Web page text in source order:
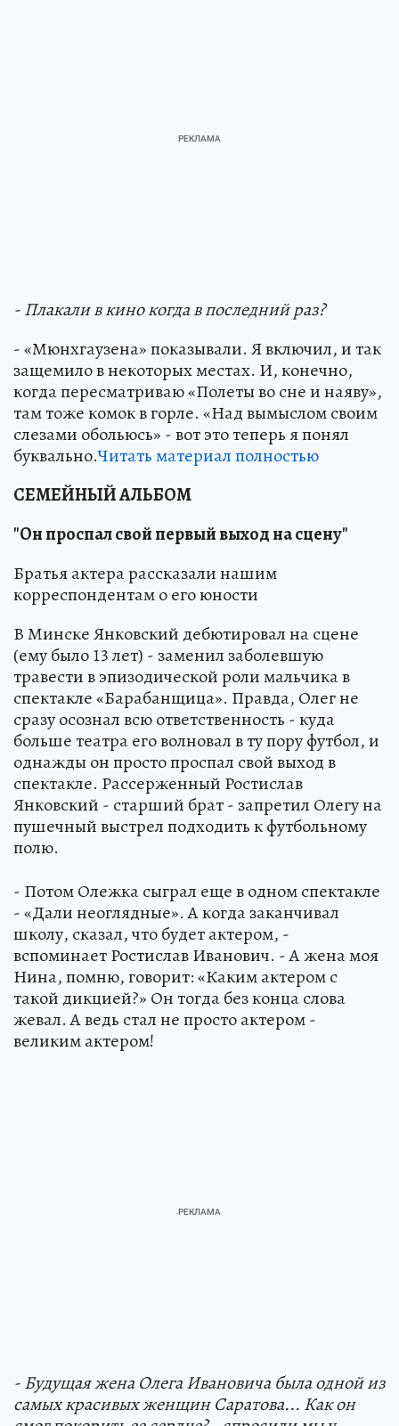
- Плакали в кино когда в последний раз?
- «Мюнхгаузена» показывали. Я включил, и так
защемило в некоторых местах. И, конечно,
когда пересматриваю «Полеты во сне и наяву»,
там тоже комок в горле. «Над вымыслом своим
слезами обольюсь» - вот это теперь я понял
буквально.Читать материал полностью
СЕМЕЙНЫЙ АЛЬБОМ
"Он проспал свой первый выход на сцену"
Братья актера рассказали нашим
корреспондентам о его юности
В Минске Янковский дебютировал на сцене
(ему было 13 лет) - заменил заболевшую
травести в эпизодической роли мальчика в
спектакле «Барабанщица». Правда, Олег не
сразу осознал всю ответственность - куда
больше театра его волновал в ту пору футбол, и
однажды он просто проспал свой выход в
спектакле. Рассерженный Ростислав
Янковский - старший брат - запретил Олегу на
пушечный выстрел подходить к футбольному
полю.
- Потом Олежка сыграл еще в одном спектакле
- «Дали неоглядные». А когда заканчивал
школу, сказал, что будет актером, -
вспоминает Ростислав Иванович. - А жена моя
Нина, помню, говорит: «Каким актером с
такой дикцией?» Он тогда без конца слова
жевал. А ведь стал не просто актером -
великим актером!
- Будущая жена Олега Ивановича была одной из
самых красивых женщин Саратова... Как он